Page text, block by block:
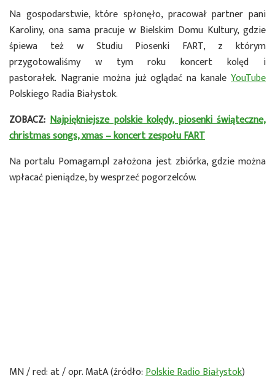
Na gospodarstwie, które spłonęło, pracował partner pani
Karoliny, ona sama pracuje w Bielskim Domu Kultury, gdzie
śpiewa też w Studiu Piosenki FART, z którym
przygotowaliśmy w tym roku koncert kolęd i
pastorałek. Nagranie można już oglądać na kanale YouTube
Polskiego Radia Białystok.
ZOBACZ:Najpiękniejsze polskie kolędy, piosenki świąteczne,
christmas songs, xmas – koncert zespołu FART
Na portalu Pomagam.pl założona jest zbiórka, gdzie można
wpłacać pieniądze, by wesprzeć pogorzelców.
MN / red: at / opr. MatA (źródło:Polskie Radio Białystok)